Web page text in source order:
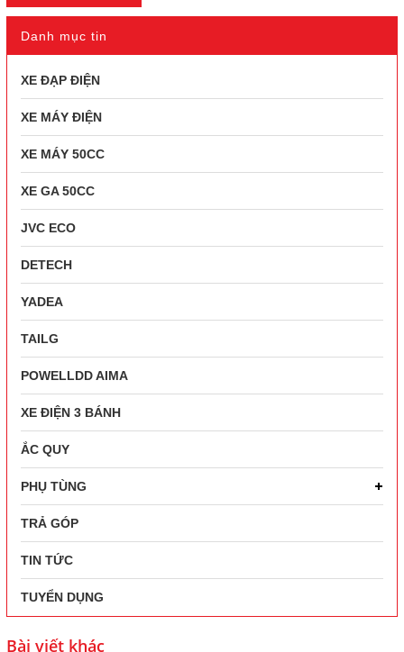
Danh mục tin
XE ĐẠP ĐIỆN
XE MÁY ĐIỆN
XE MÁY 50CC
XE GA 50CC
JVC ECO
DETECH
YADEA
TAILG
POWELLDD AIMA
XE ĐIỆN 3 BÁNH
ẮC QUY
PHỤ TÙNG
TRẢ GÓP
TIN TỨC
TUYỂN DỤNG
Bài viết khác